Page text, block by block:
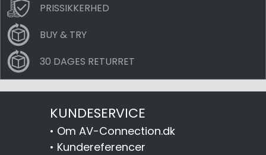
PRISSIKKERHED
BUY & TRY
30 DAGES RETURRET
KUNDESERVICE
• Om AV-Connection.dk
• Kundereferencer